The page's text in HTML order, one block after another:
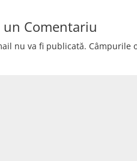
Comentariu
nu va fi publicată. Câmpurile